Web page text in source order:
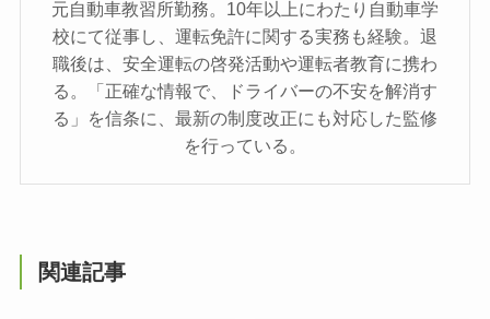
元自動車教習所勤務。10年以上にわたり自動車学
校にて従事し、運転免許に関する実務も経験。退
職後は、安全運転の啓発活動や運転者教育に携わ
る。「正確な情報で、ドライバーの不安を解消す
る」を信条に、最新の制度改正にも対応した監修
を行っている。
関連記事